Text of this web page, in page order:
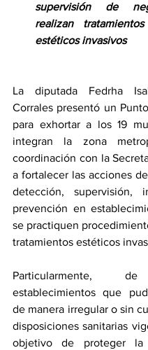
supervisión de
realizan
estéticos invasivos
La diputada Fedrha
Corrales presentó un
para exhortar a los 19
integran la zona
coordinación con la
a fortalecer las acciones
detección, supervisión,
prevención en
se practiquen
tratamientos estéticos
Particularmente,
establecimientos que
de manera irregular o sin
disposiciones sanitarias
objetivo de proteger